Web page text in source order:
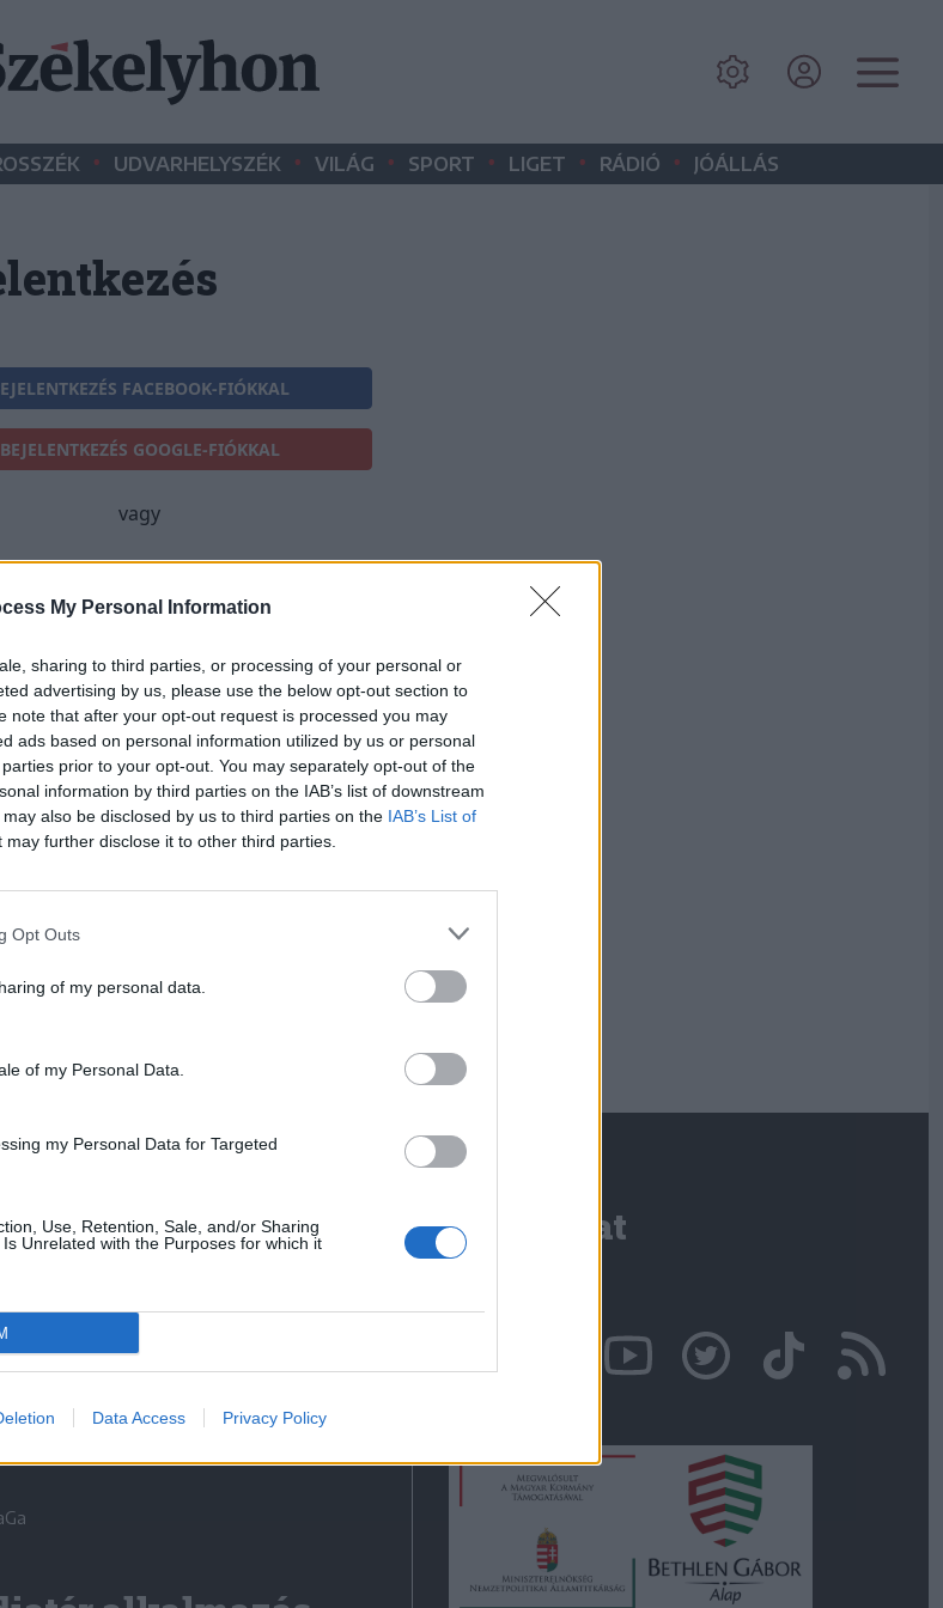
My Personal Information
sharing to third parties, or processing of your personal or
advertising by us, please use the below opt-out section to
note that after your opt-out request is processed you may
ads based on personal information utilized by us or personal
prior to your opt-out. You may separately opt-out of the
information by third parties on the IAB’s list of downstream
also be disclosed by us to third parties on the IAB’s List of
may further disclose it to other third parties.
Opt Outs
of my personal data.
of my Personal Data.
my Personal Data for Targeted
Use, Retention, Sale, and/or Sharing
Unrelated with the Purposes for which it
Data Access Privacy Policy
• UDVARHELYSZÉK • VILÁG • SPORT • LIGET • RÁDIÓ • JÓÁLLÁS
FACEBOOK-FIÓKKAL
BEJELENTKEZÉS GOOGLE-FIÓKKAL
vagy
jelszavát?
BEJELENTKEZÉS
Kapcsolat